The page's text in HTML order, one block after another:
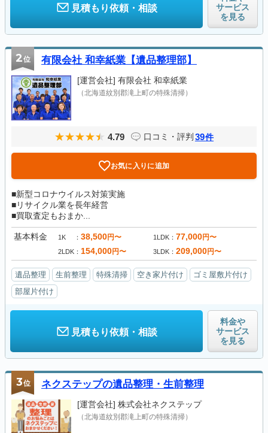
見積もり依頼・相談
サービス
を見る
2位 有限会社 和幸紙業【遺品整理部】
[運営会社] 有限会社 和幸紙業
（北海道紋別郡滝上町の特殊清掃）
4.79 口コミ・評判 39件
お気に入りに追加
■新型コロナウイルス対策実施
■リサイクル業を長年経営
■買取査定もおまか...
基本料金 1K 38,500円〜 1LDK 77,000円〜
2LDK 154,000円〜 3LDK 209,000円〜
遺品整理 生前整理 特殊清掃 空き家片付け
ゴミ屋敷片付け
部屋片付け
見積もり依頼・相談
料金や
サービス
を見る
3位 ネクステップの遺品整理・生前整理
[運営会社] 株式会社ネクステップ
（北海道紋別郡滝上町の特殊清掃）